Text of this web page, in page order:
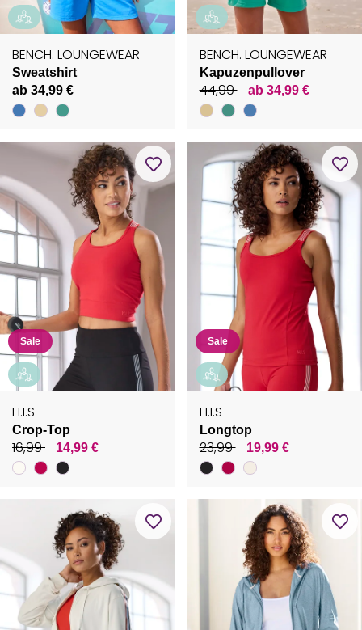
BENCH. LOUNGEWEAR
Sweatshirt
ab 34,99 €
BENCH. LOUNGEWEAR
Kapuzenpullover
44,99 ab 34,99 €
Sale
H.I.S
Crop-Top
16,99 14,99 €
Sale
H.I.S
Longtop
23,99 19,99 €